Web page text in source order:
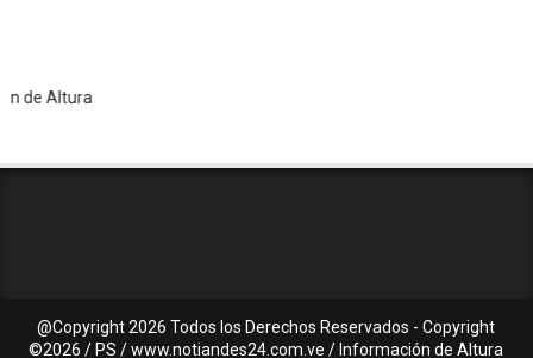
Altura
@Copyright2026 Todos los Derechos Reservados - Copyright
©2026 / PS / www.notiandes24.com.ve / Información de Altura